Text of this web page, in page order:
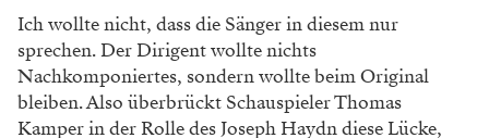
Ich wollte nicht, dass die Sänger in diesem nur
sprechen. Der Dirigent wollte nichts
Nachkomponiertes, sondern wollte beim Original
bleiben. Also überbrückt Schauspieler Thomas
Kamper in der Rolle des Joseph Haydn diese Lücke,